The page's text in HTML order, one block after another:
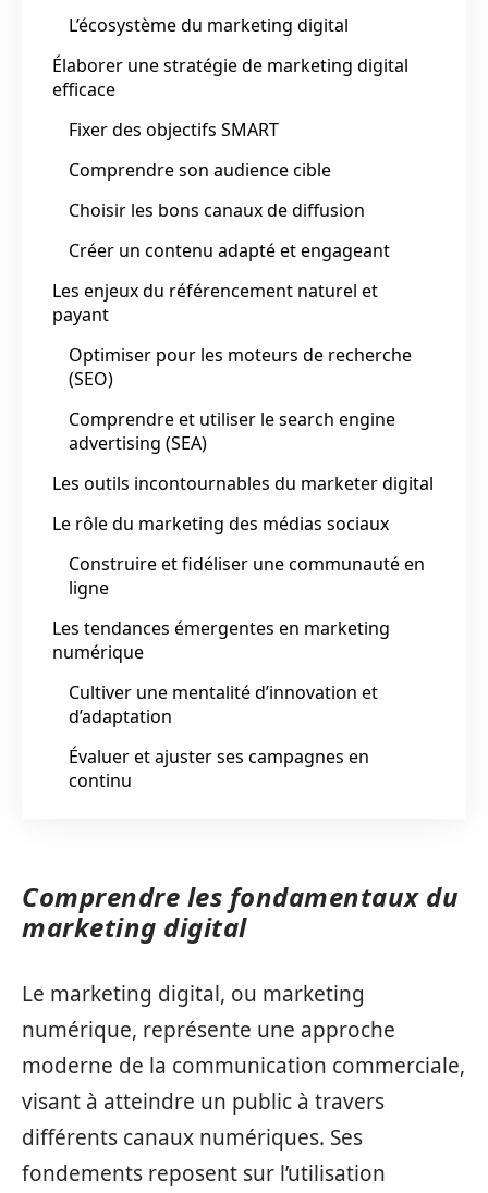
L’écosystème du marketing digital
Élaborer une stratégie de marketing digital
efficace
Fixer des objectifs SMART
Comprendre son audience cible
Choisir les bons canaux de diffusion
Créer un contenu adapté et engageant
Les enjeux du référencement naturel et
payant
Optimiser pour les moteurs de recherche
(SEO)
Comprendre et utiliser le search engine
advertising (SEA)
Les outils incontournables du marketer digital
Le rôle du marketing des médias sociaux
Construire et fidéliser une communauté en
ligne
Les tendances émergentes en marketing
numérique
Cultiver une mentalité d’innovation et
d’adaptation
Évaluer et ajuster ses campagnes en
continu
Comprendre les fondamentaux du
marketing digital
Le marketing digital, ou marketing
numérique, représente une approche
moderne de la communication commerciale,
visant à atteindre un public à travers
différents canaux numériques. Ses
fondements reposent sur l’utilisation